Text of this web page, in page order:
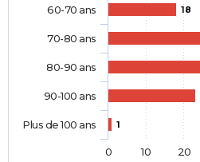
18
1
60-70 ans
70-80 ans
80-90 ans
90-100 ans
Plus de 100 ans
0 10 20